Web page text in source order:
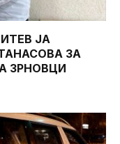
ЈА
ЗА
ЗРНОВЦИ